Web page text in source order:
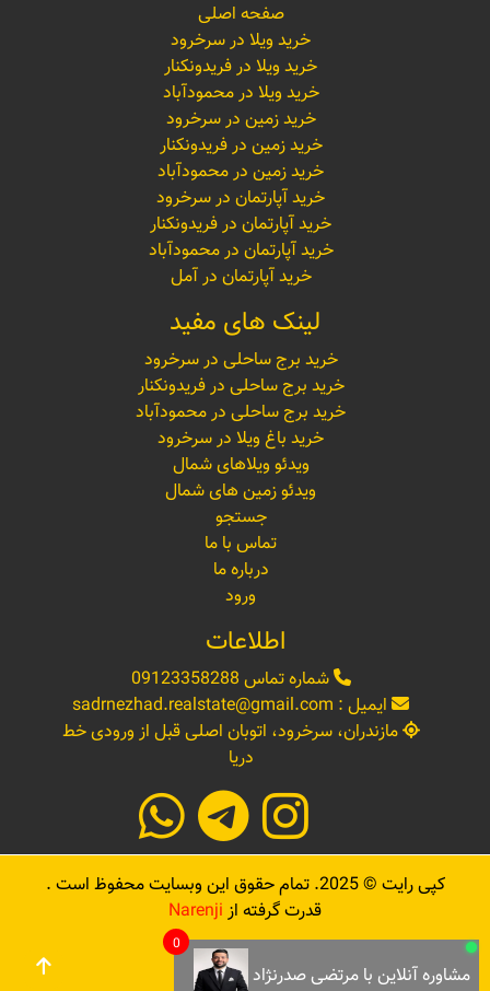
صفحه اصلی
خرید ویلا در سرخرود
خرید ویلا در فریدونکنار
خرید ویلا در محمودآباد
خرید زمین در سرخرود
خرید زمین در فریدونکنار
خرید زمین در محمودآباد
خرید آپارتمان در سرخرود
خرید آپارتمان در فریدونکنار
خرید آپارتمان در محمودآباد
خرید آپارتمان در آمل
لینک های مفید
خرید برج ساحلی در سرخرود
خرید برج ساحلی در فریدونکنار
خرید برج ساحلی در محمودآباد
خرید باغ ویلا در سرخرود
ویدئو ویلاهای شمال
ویدئو زمین های شمال
جستجو
تماس با ما
درباره ما
ورود
اطلاعات
شماره تماس 09123358288
ایمیل : sadrnezhad.realstate@gmail.com
مازندران، سرخرود، اتوبان اصلی قبل از ورودی خط
دریا
کپی رایت ©2025. تمام حقوق این وبسایت محفوظ است .
قدرت گرفته از Narenji
مشاوره آنلاین با مرتضی صدرنژاد
0